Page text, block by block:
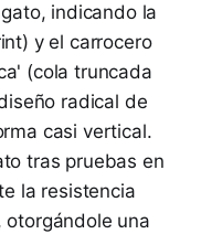
indicando la
y el carrocero
(cola truncada
radical de
casi vertical.
tras pruebas en
la resistencia
otorgándole una